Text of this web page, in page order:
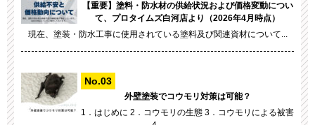
【重要】塗料・防水材の供給状況および価格変動につい
て、プロタイムズ白河店より（2026年4月時点）
現在、塗装・防水工事に使用されている塗料及び関連資材について...
外壁塗装でコウモリ対策は可能？
1．はじめに 2．コウモリの生態 3．コウモリによる被害